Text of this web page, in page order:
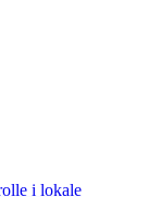
i lokale